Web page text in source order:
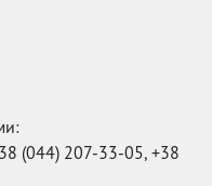
(044) 207-33-05, +38